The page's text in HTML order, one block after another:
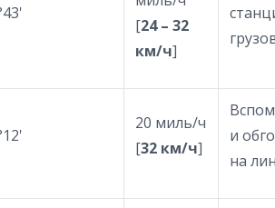
[24 – 32
км/ч]
20 миль/ч
[32 км/ч]
и
на